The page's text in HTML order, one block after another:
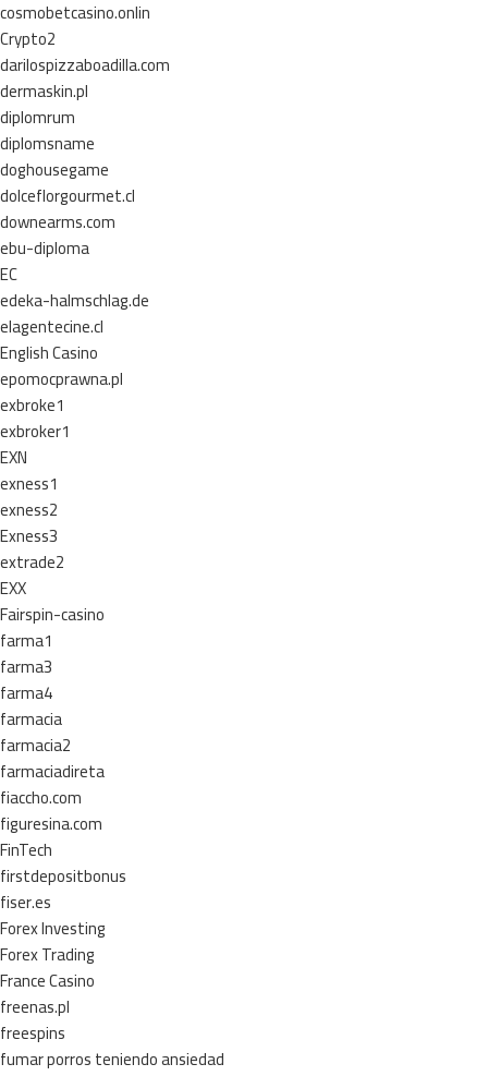
cosmobetcasino.onlin
Crypto2
darilospizzaboadilla.com
dermaskin.pl
diplomrum
diplomsname
doghousegame
dolceflorgourmet.cl
downearms.com
ebu-diploma
EC
edeka-halmschlag.de
elagentecine.cl
English Casino
epomocprawna.pl
exbroke1
exbroker1
EXN
exness1
exness2
Exness3
extrade2
EXX
Fairspin-casino
farma1
farma3
farma4
farmacia
farmacia2
farmaciadireta
fiaccho.com
figuresina.com
FinTech
firstdepositbonus
fiser.es
Forex Investing
Forex Trading
France Casino
freenas.pl
freespins
fumar porros teniendo ansiedad